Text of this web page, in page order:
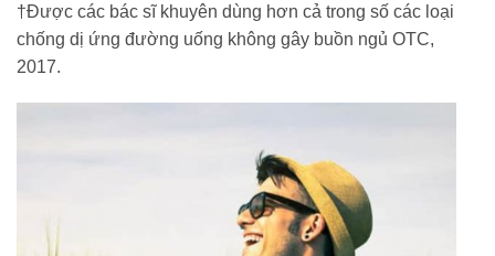
†Được các bác sĩ khuyên dùng hơn cả trong số các loại
chống dị ứng đường uống không gây buồn ngủ OTC,
2017.